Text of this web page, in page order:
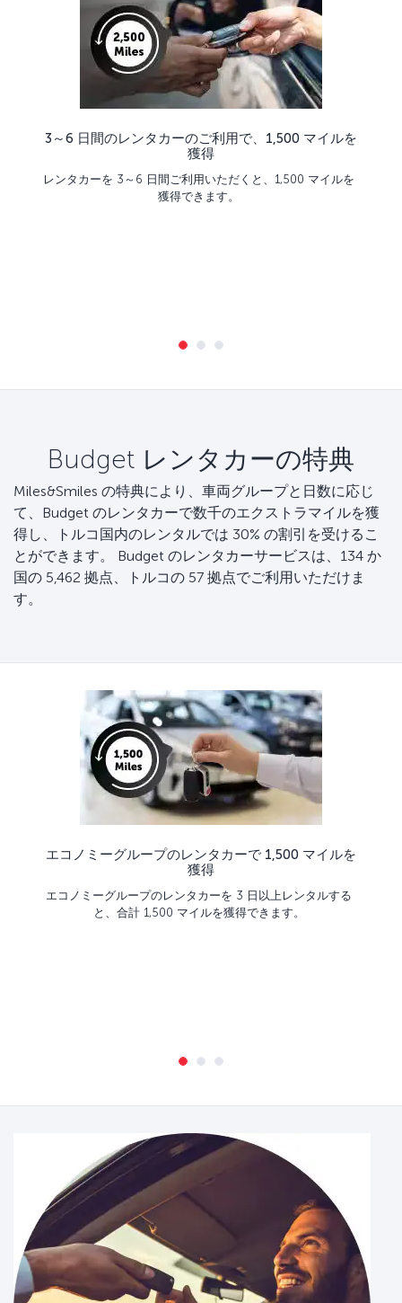
3～6 日間のレンタカーのご利用で、1,500 マイルを
獲得
レンタカーを 3～6 日間ご利用いただくと、1,500 マイルを
獲得できます。
Budget レンタカーの特典
Miles&Smiles の特典により、車両グループと日数に応じ
て、Budget のレンタカーで数千のエクストラマイルを獲
得し、トルコ国内のレンタルでは 30% の割引を受けるこ
とができます。 Budget のレンタカーサービスは、134 か
国の 5,462 拠点、トルコの 57 拠点でご利用いただけま
す。
エコノミーグループのレンタカーで 1,500 マイルを
獲得
エコノミーグループのレンタカーを 3 日以上レンタルする
と、合計 1,500 マイルを獲得できます。